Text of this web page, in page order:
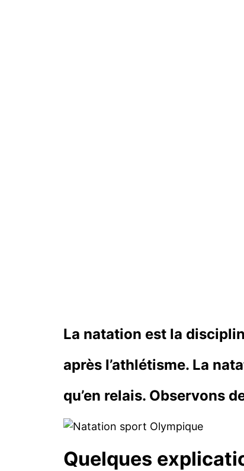
La natation est la
après l’athlétisme. La
qu’en relais. Observons
Quelques